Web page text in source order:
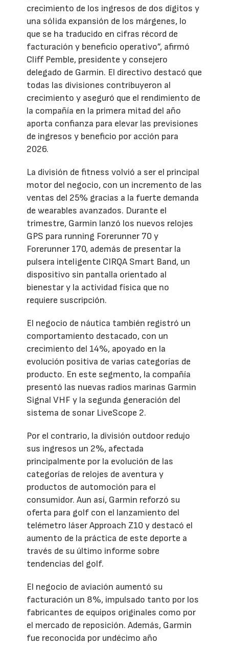
crecimiento de los ingresos de dos dígitos y
una sólida expansión de los márgenes, lo
que se ha traducido en cifras récord de
facturación y beneficio operativo”, afirmó
Cliff Pemble, presidente y consejero
delegado de Garmin. El directivo destacó que
todas las divisiones contribuyeron al
crecimiento y aseguró que el rendimiento de
la compañía en la primera mitad del año
aporta confianza para elevar las previsiones
de ingresos y beneficio por acción para
2026.
La división de fitness volvió a ser el principal
motor del negocio, con un incremento de las
ventas del 25% gracias a la fuerte demanda
de wearables avanzados. Durante el
trimestre, Garmin lanzó los nuevos relojes
GPS para running Forerunner 70 y
Forerunner 170, además de presentar la
pulsera inteligente CIRQA Smart Band, un
dispositivo sin pantalla orientado al
bienestar y la actividad física que no
requiere suscripción.
El negocio de náutica también registró un
comportamiento destacado, con un
crecimiento del 14%, apoyado en la
evolución positiva de varias categorías de
producto. En este segmento, la compañía
presentó las nuevas radios marinas Garmin
Signal VHF y la segunda generación del
sistema de sonar LiveScope 2.
Por el contrario, la división outdoor redujo
sus ingresos un 2%, afectada
principalmente por la evolución de las
categorías de relojes de aventura y
productos de automoción para el
consumidor. Aun así, Garmin reforzó su
oferta para golf con el lanzamiento del
telémetro láser Approach Z10 y destacó el
aumento de la práctica de este deporte a
través de su último informe sobre
tendencias del golf.
El negocio de aviación aumentó su
facturación un 8%, impulsado tanto por los
fabricantes de equipos originales como por
el mercado de reposición. Además, Garmin
fue reconocida por undécimo año